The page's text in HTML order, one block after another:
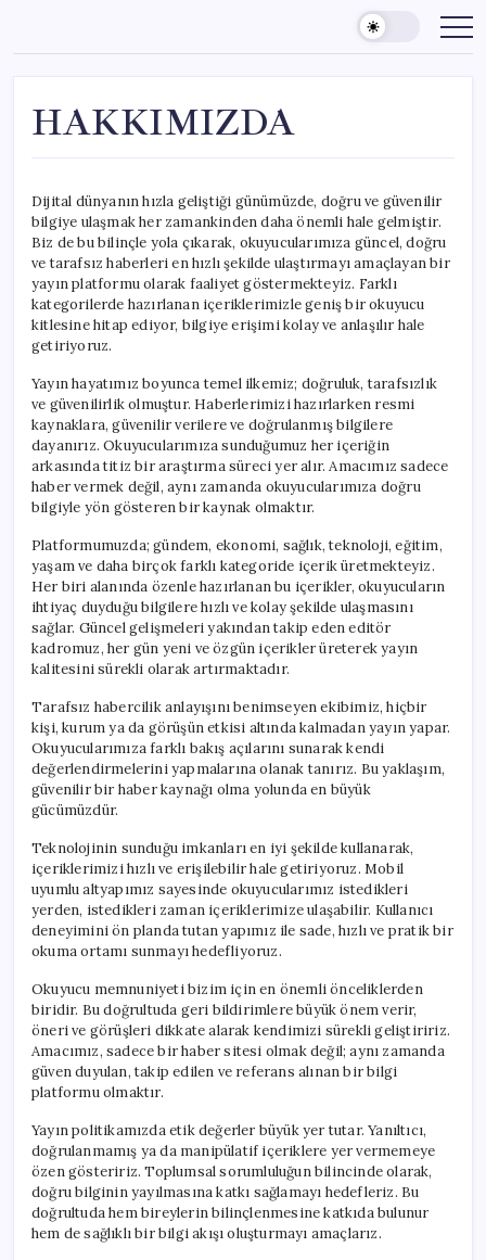
content
HAKKIMIZDA
Dijital dünyanın hızla geliştiği günümüzde, doğru ve güvenilir
bilgiye ulaşmak her zamankinden daha önemli hale gelmiştir.
Biz de bu bilinçle yola çıkarak, okuyucularımıza güncel, doğru
ve tarafsız haberleri en hızlı şekilde ulaştırmayı amaçlayan bir
yayın platformu olarak faaliyet göstermekteyiz. Farklı
kategorilerde hazırlanan içeriklerimizle geniş bir okuyucu
kitlesine hitap ediyor, bilgiye erişimi kolay ve anlaşılır hale
getiriyoruz.
Yayın hayatımız boyunca temel ilkemiz; doğruluk, tarafsızlık
ve güvenilirlik olmuştur. Haberlerimizi hazırlarken resmi
kaynaklara, güvenilir verilere ve doğrulanmış bilgilere
dayanırız. Okuyucularımıza sunduğumuz her içeriğin
arkasında titiz bir araştırma süreci yer alır. Amacımız sadece
haber vermek değil, aynı zamanda okuyucularımıza doğru
bilgiyle yön gösteren bir kaynak olmaktır.
Platformumuzda; gündem, ekonomi, sağlık, teknoloji, eğitim,
yaşam ve daha birçok farklı kategoride içerik üretmekteyiz.
Her biri alanında özenle hazırlanan bu içerikler, okuyucuların
ihtiyaç duyduğu bilgilere hızlı ve kolay şekilde ulaşmasını
sağlar. Güncel gelişmeleri yakından takip eden editör
kadromuz, her gün yeni ve özgün içerikler üreterek yayın
kalitesini sürekli olarak artırmaktadır.
Tarafsız habercilik anlayışını benimseyen ekibimiz, hiçbir
kişi, kurum ya da görüşün etkisi altında kalmadan yayın yapar.
Okuyucularımıza farklı bakış açılarını sunarak kendi
değerlendirmelerini yapmalarına olanak tanırız. Bu yaklaşım,
güvenilir bir haber kaynağı olma yolunda en büyük
gücümüzdür.
Teknolojinin sunduğu imkanları en iyi şekilde kullanarak,
içeriklerimizi hızlı ve erişilebilir hale getiriyoruz. Mobil
uyumlu altyapımız sayesinde okuyucularımız istedikleri
yerden, istedikleri zaman içeriklerimize ulaşabilir. Kullanıcı
deneyimini ön planda tutan yapımız ile sade, hızlı ve pratik bir
okuma ortamı sunmayı hedefliyoruz.
Okuyucu memnuniyeti bizim için en önemli önceliklerden
biridir. Bu doğrultuda geri bildirimlere büyük önem verir,
öneri ve görüşleri dikkate alarak kendimizi sürekli geliştiririz.
Amacımız, sadece bir haber sitesi olmak değil; aynı zamanda
güven duyulan, takip edilen ve referans alınan bir bilgi
platformu olmaktır.
Yayın politikamızda etik değerler büyük yer tutar. Yanıltıcı,
doğrulanmamış ya da manipülatif içeriklere yer vermemeye
özen gösteririz. Toplumsal sorumluluğun bilincinde olarak,
doğru bilginin yayılmasına katkı sağlamayı hedefleriz. Bu
doğrultuda hem bireylerin bilinçlenmesine katkıda bulunur
hem de sağlıklı bir bilgi akışı oluşturmayı amaçlarız.